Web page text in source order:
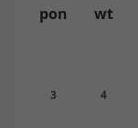
pon wt
3 4